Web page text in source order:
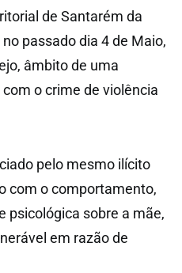
de Santarém da
passado dia 4 de Maio,
âmbito de uma
o crime de violência
pelo mesmo ilícito
com o comportamento,
psicológica sobre a mãe,
em razão de